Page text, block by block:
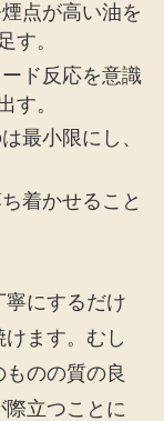
点が高い油を
す。
ード反応を意識
す。
最小限にし、
着かせること
にするだけ
ます。むし
のの質の良
立つことに